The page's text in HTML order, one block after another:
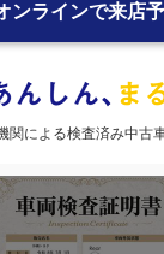
ンラインで来店
関による検査済み中古車